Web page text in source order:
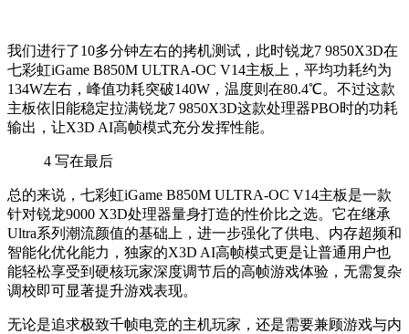
我们进行了10多分钟左右的拷机测试，此时锐龙7 9850X3D在
七彩虹iGame B850M ULTRA-OC V14主板上，平均功耗约为
134W左右，峰值功耗突破140W，温度则在80.4℃。不过这款
主板依旧能稳定拉满锐龙7 9850X3D这款处理器PBO时的功耗
输出，让X3D AI高帧模式充分发挥性能。
4 写在最后
总的来说， 七彩虹iGame B850M ULTRA-OC V14主板是一款
针对锐龙9000 X3D处理器量身打造的性价比之选。它在继承
Ultra系列潮流颜值的基础上，进一步强化了供电、内存超频和
智能化优化能力，独家的X3D AI高帧模式更是让普通用户也
能轻松享受到硬核玩家深度调节后的高帧游戏体验，无需复杂
调校即可显著提升游戏表现。
无论是追求极致千帧电竞的主机玩家，还是需要兼顾游戏与内